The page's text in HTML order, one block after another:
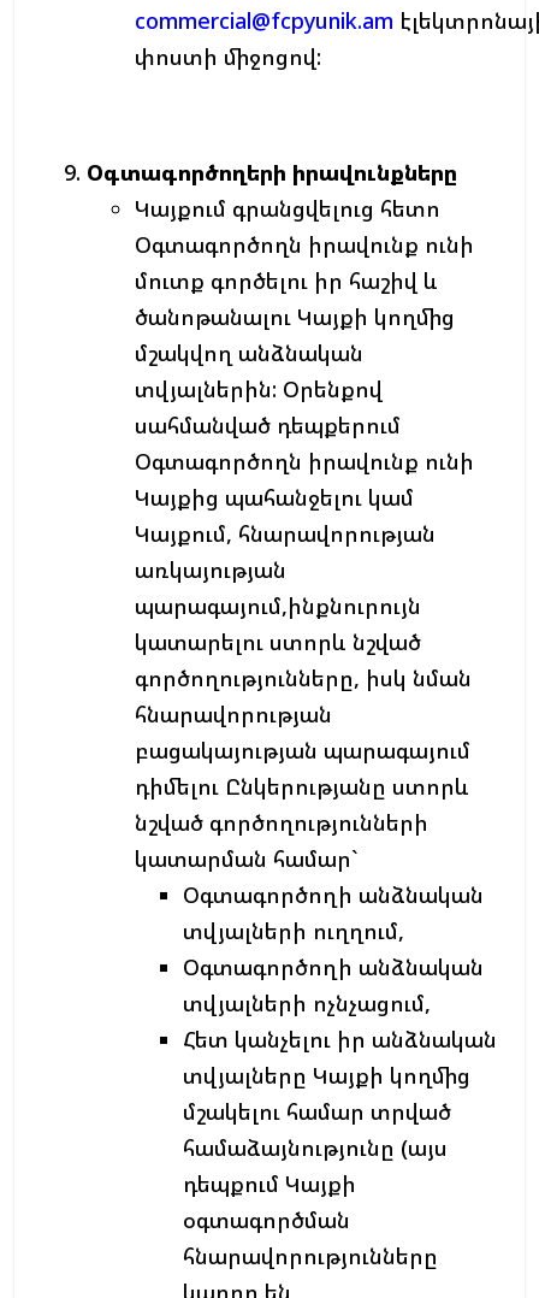
commercial@fcpyunik.am
փոստի միջոցով:
Օգտագործողերի իրավունքները
Կայքում գրանցվելուց հետո
Օգտագործողն իրավունք ունի
մուտք գործելու իր հաշիվ և
ծանոթանալու Կայքի կողմից
մշակվող անձնական
տվյալներին: Օրենքով
սահմանված դեպքերում
Օգտագործողն իրավունք ունի
Կայքից պահանջելու կամ
Կայքում, հնարավորության
առկայության
պարագայում,ինքնուրույն
կատարելու ստորև նշված
գործողությունները, իսկ նման
հնարավորության
բացակայության պարագայում
դիմելու Ընկերությանը ստորև
նշված գործողությունների
կատարման համար`
Օգտագործողի անձնական
տվյալների ուղղում,
Օգտագործողի անձնական
տվյալների ոչնչացում,
Հետ կանչելու իր անձնական
տվյալները Կայքի կողմից
մշակելու համար տրված
համաձայնությունը (այս
դեպքում Կայքի
օգտագործման
հնարավորությունները
կարող են